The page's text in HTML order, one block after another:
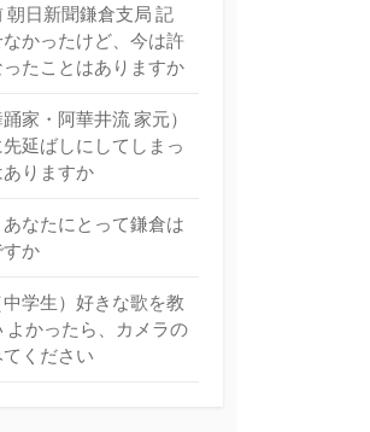
朝日新聞鎌倉支局 記
かったけど、今は許
たことはありますか
家・阿華井流 家元）
延ばしにしてしまっ
りますか
なたにとって鎌倉は
か
学生）好きな歌を教
よかったら、カメラの
ください